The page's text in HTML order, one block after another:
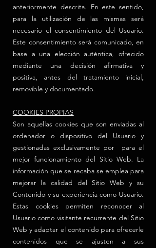
anteriormente descrita. En este sentido,
para la utilización de las mismas será
necesario el consentimiento del Usuario.
Este consentimiento será comunicado, en
base a una elección auténtica, ofrecido
mediante una decisión afirmativa y
positiva, antes del tratamiento inicial,
removible y documentado.
COOKIES PROPIAS
Son aquellas cookies que son enviadas al
ordenador o dispositivo del Usuario y
gestionadas exclusivamente por para el
mejor funcionamiento del Sitio Web. La
información que se recaba se emplea para
mejorar la calidad del Sitio Web y su
Contenido y su experiencia como Usuario.
Estas cookies permiten reconocer al
Usuario como visitante recurrente del Sitio
Web y adaptar el contenido para ofrecerle
contenidos que se ajusten a sus